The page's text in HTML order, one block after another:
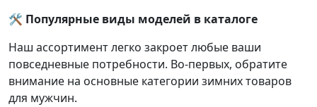
🛠️ Популярные виды моделей в каталоге
Наш ассортимент легко закроет любые ваши
повседневные потребности. Во-первых, обратите
внимание на основные категории зимних товаров
для мужчин.